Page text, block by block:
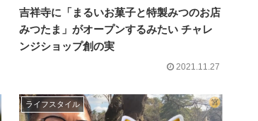
吉祥寺に「まるいお菓子と特製みつのお店
みつたま」がオープンするみたい チャレ
ンジショップ創の実
2021.11.27
ライフスタイル